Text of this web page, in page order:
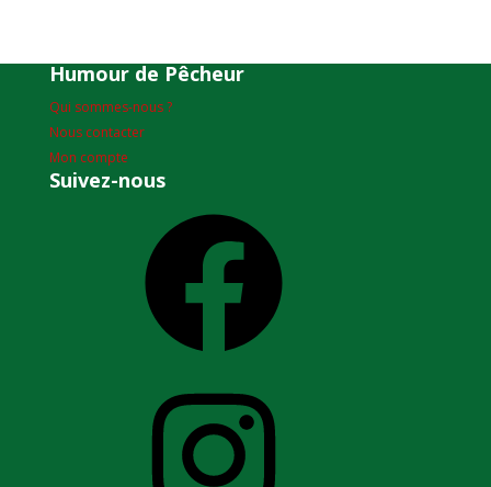
Humour de Pêcheur
Qui sommes-nous ?
Nous contacter
Mon compte
Suivez-nous